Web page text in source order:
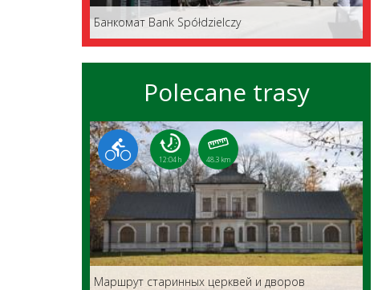
Банкомат Bank Spółdzielczy
Polecane trasy
12:04 h 48.3 km
Маршрут старинных церквей и дворов